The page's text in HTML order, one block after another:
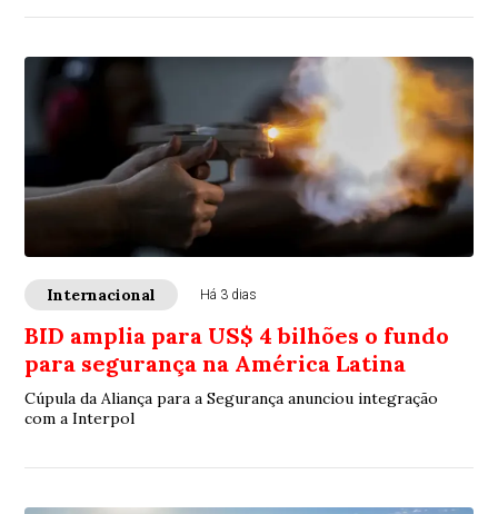
Internacional Há 3 dias
BID amplia para US$ 4 bilhões o fundo
para segurança na América Latina
Cúpula da Aliança para a Segurança anunciou integração
com a Interpol